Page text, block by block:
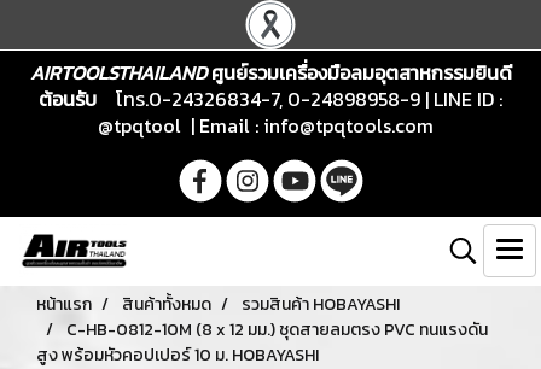
AIRTOOLSTHAILANDศูนย์รวมเครื่องมือลมอุตสาหกรรมยินดี
ต้อนรับ
โทร.0-24326834-7, 0-24898958-9 | LINE ID :
@tpqtool | Email : info@tpqtools.com
หน้าแรก สินค้าทั้งหมด
รวมสินค้า HOBAYASHI
C-HB-0812-10M (8 x 12 มม.) ชุดสายลมตรง PVC ทนแรงดัน
สูง พร้อมหัวคอปเปอร์ 10 ม. HOBAYASHI